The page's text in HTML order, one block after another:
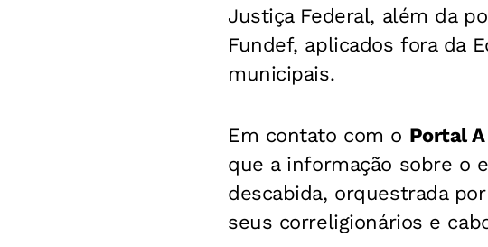
Justiça Federal, além da
Fundef, aplicados fora da
municipais.
Em contato com o Portal A
que a informação sobre o
descabida, orquestrada
seus correligionários e